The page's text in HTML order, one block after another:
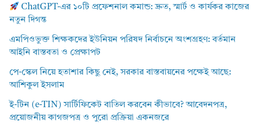
ChatGPT-এর ১০টি প্রফেশনাল কমান্ড: দ্রুত, স্মার্ট ও কার্যকর কাজের
নতুন দিগন্ত
এমপিওভুক্ত শিক্ষকদের ইউনিয়ন পরিষদ নির্বাচনে অংশগ্রহণ: বর্তমান
আইনি বাস্তবতা ও প্রেক্ষাপট
পে-স্কেল নিয়ে হতাশার কিছু নেই, সরকার বাস্তবায়নের পক্ষেই আছে:
আশিকুল ইসলাম
ই-টিন (e-TIN) সার্টিফিকেট বাতিল করবেন কীভাবে? আবেদনপত্র,
প্রয়োজনীয় কাগজপত্র ও পুরো প্রক্রিয়া একনজরে